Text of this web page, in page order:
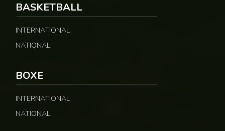
BASKETBALL
INTERNATIONAL
NATIONAL
BOXE
INTERNATIONAL
NATIONAL